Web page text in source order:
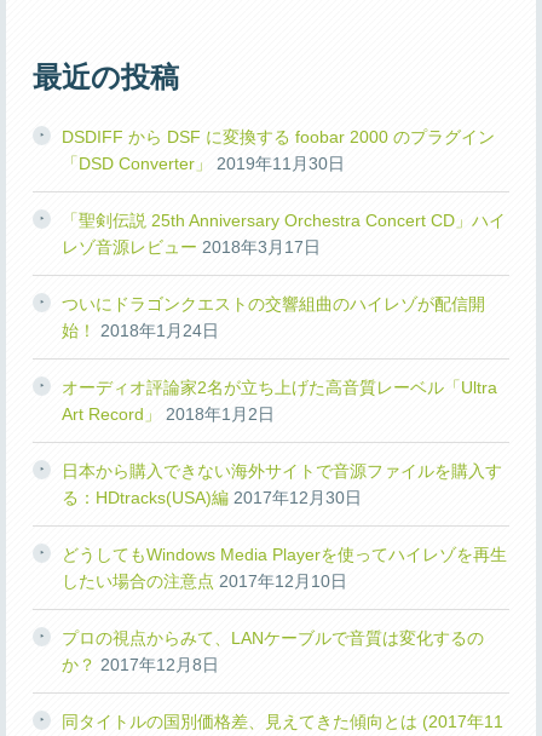
最近の投稿
DSDIFF から DSF に変換する foobar 2000 のプラグイン
「DSD Converter」
2019年11月30日
「聖剣伝説 25th Anniversary Orchestra Concert CD」ハイ
レゾ音源レビュー 2018年3月17日
ついにドラゴンクエストの交響組曲のハイレゾが配信開
始！
2018年1月24日
オーディオ評論家2名が立ち上げた高音質レーベル「Ultra
Art Record」
2018年1月2日
日本から購入できない海外サイトで音源ファイルを購入す
る：HDtracks(USA)編 2017年12月30日
どうしてもWindows Media Playerを使ってハイレゾを再生
したい場合の注意点 2017年12月10日
プロの視点からみて、LANケーブルで音質は変化するの
か？ 2017年12月8日
同タイトルの国別価格差、見えてきた傾向とは (2017年11